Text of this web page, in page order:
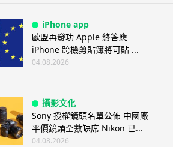
iPhone app
歐盟再發功 Apple 終答應
iPhone 跨機剪貼簿將可貼 ...
04.08.2026
攝影文化
Sony 授權鏡頭名單公佈 中國廠
平價鏡頭全數缺席 Nikon 已...
04.08.2026